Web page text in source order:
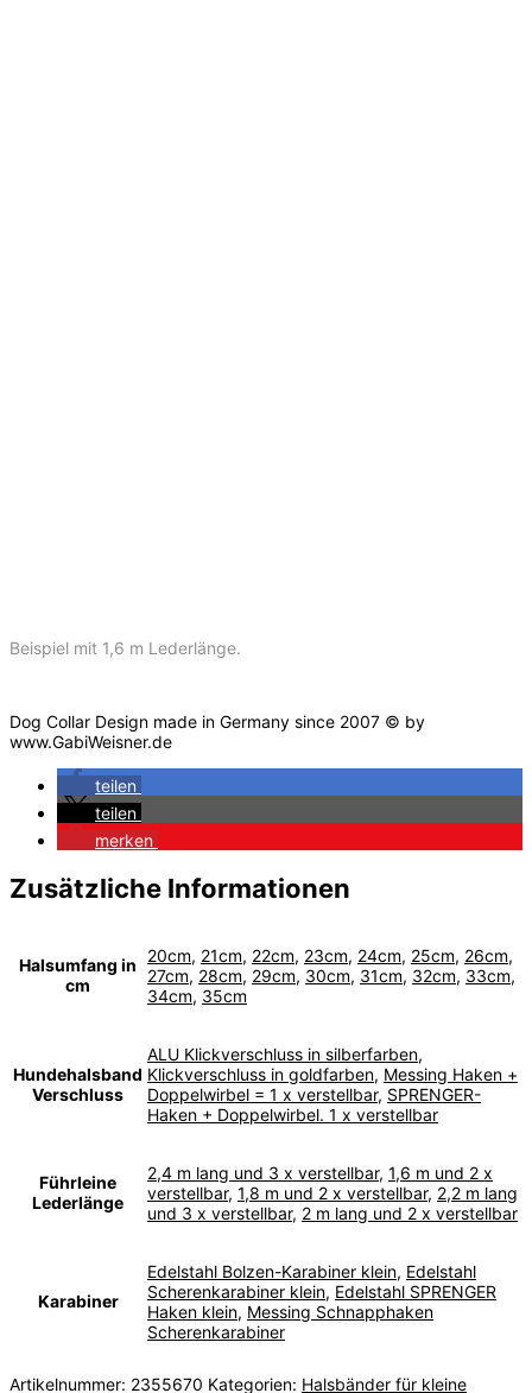
Beispiel mit 1,6 m Lederlänge.
Dog Collar Design made in Germany since 2007 © by
www.GabiWeisner.de
teilen
teilen
merken
Zusätzliche Informationen
Halsumfang in
cm
20cm, 21cm, 22cm, 23cm, 24cm, 25cm, 26cm,
27cm, 28cm, 29cm, 30cm, 31cm, 32cm, 33cm,
34cm, 35cm
Hundehalsband
Verschluss
ALU Klickverschluss in silberfarben,
Klickverschluss in goldfarben, Messing Haken +
Doppelwirbel = 1 x verstellbar, SPRENGER-
Haken + Doppelwirbel. 1 x verstellbar
Führleine
Lederlänge
2,4 m lang und 3 x verstellbar, 1,6 m und 2 x
verstellbar, 1,8 m und 2 x verstellbar, 2,2 m lang
und 3 x verstellbar, 2 m lang und 2 x verstellbar
Karabiner
Edelstahl Bolzen-Karabiner klein, Edelstahl
Scherenkarabiner klein, Edelstahl SPRENGER
Haken klein, Messing Schnapphaken
Scherenkarabiner
Artikelnummer: 2355670 Kategorien: Halsbänder für kleine